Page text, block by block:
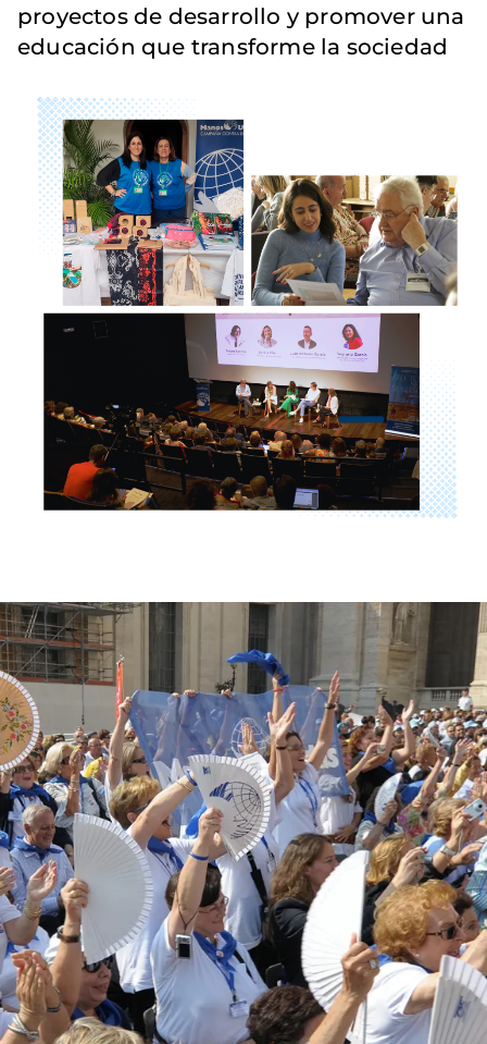
proyectos de desarrollo y promover una
educación que transforme la sociedad
Imagen